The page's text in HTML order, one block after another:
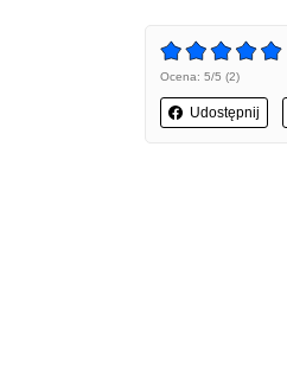
Ocena: 5/5 (2)
Udostępnij